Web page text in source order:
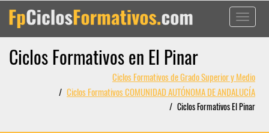
Toggle
Ciclos Formativos en El Pinar
Ciclos Formativos de Grado Superior y Medio
Ciclos Formativos COMUNIDAD AUTÓNOMA DE ANDALUCÍA
Ciclos Formativos El Pinar